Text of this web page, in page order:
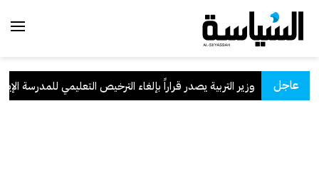
عاجل وزير التربية يصدر قراراً بإلغاء الترخيص التعليمي للمدرسة